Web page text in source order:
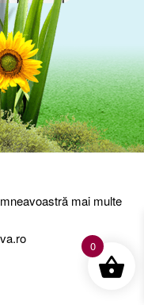
mai multe
0